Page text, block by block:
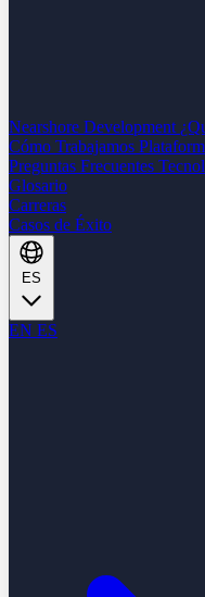
Nearshore Development
Cómo Trabajamos
Preguntas Frecuentes
Glosario
Carreras
Casos de Éxito
EN ES